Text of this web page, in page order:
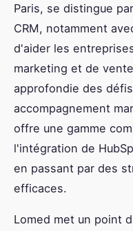
Paris, se distingue
CRM, notamment
d'aider les
marketing et de
approfondie des
accompagnement
offre une gamme
l'intégration de
en passant par des
efficaces.
Lomed met un point